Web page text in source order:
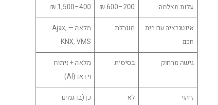
עלות מצלמה 200–600 ₪
400–1,500 ₪
אינטגרציה עם בית
חכם
מוגבלת
מלאה — Ajax,
KNX, VMS
גישה מרחוק בסיסית
מלאה + ניתוח
וידאו (AI)
זיהוי
לא
כן (בדגמים